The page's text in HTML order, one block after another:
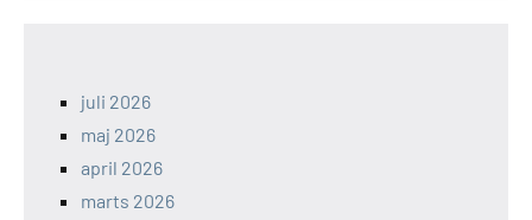
juli 2026
maj 2026
april 2026
marts 2026